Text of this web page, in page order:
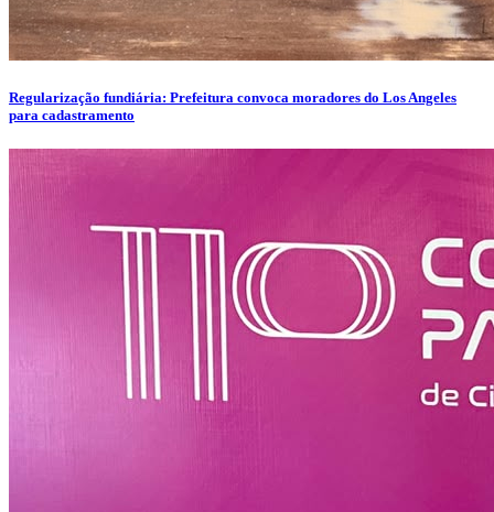
Regularização fundiária: Prefeitura convoca moradores do Los Angeles
para cadastramento